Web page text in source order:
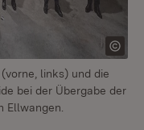
links) und die
bei der Übergabe der
Ellwangen.